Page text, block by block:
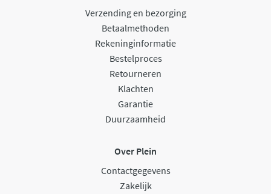
Verzending en bezorging
Betaalmethoden
Rekeninginformatie
Bestelproces
Retourneren
Klachten
Garantie
Duurzaamheid
Over Plein
Contactgegevens
Zakelijk